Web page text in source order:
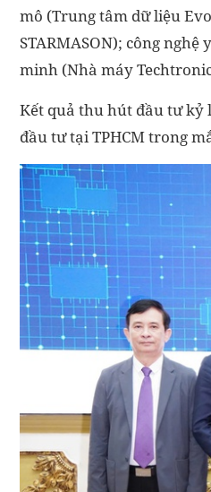
mô (Trung tâm dữ liệu
STARMASON); công
minh (Nhà máy
Kết quả thu hút đầu tư kỷ
đầu tư tại TPHCM trong